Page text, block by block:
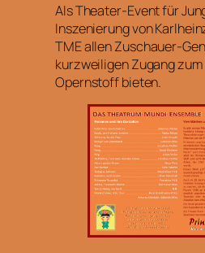
Als Theater-Event für
Inszenierung von
TME allen Zuschauer-
kurzweiligen Zugang
Opernstoff bieten.